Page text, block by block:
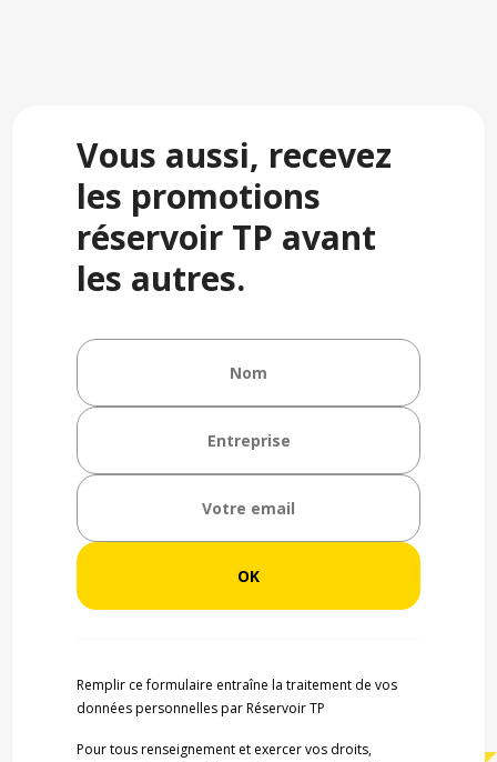
Vous aussi, recevez
les promotions
réservoir TP avant
les autres.
Remplir ce formulaire entraîne la traitement de vos
données personnelles par Réservoir TP
Pour tous renseignement et exercer vos droits,